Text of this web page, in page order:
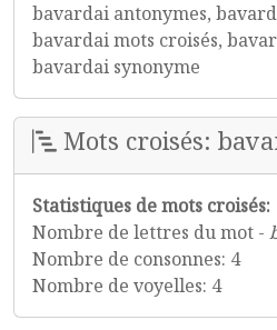
bavardai antonymes,
bavardai mots croisés,
bavardai synonyme
Mots croisés:
Statistiques de mots croisés:
Nombre de lettres du mot -
Nombre de consonnes: 4
Nombre de voyelles: 4